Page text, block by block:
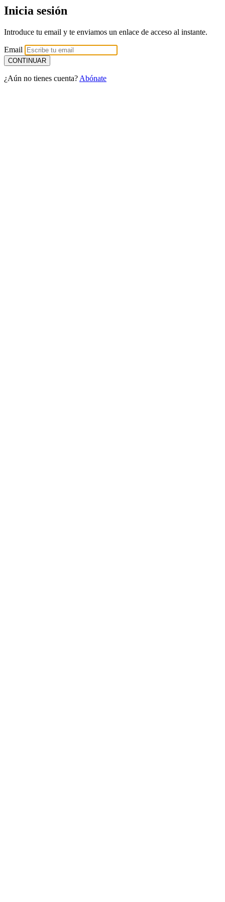
Inicia sesión
Introduce tu email y te enviamos un enlace de acceso al instante.
Email
¿Aún no tienes cuenta? Abónate